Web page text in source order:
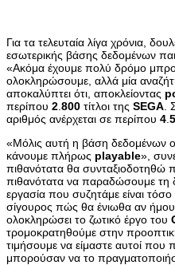
Για τα τελευταία λίγα χρόνια,
εσωτερικής βάσης δεδομένων
«Ακόμα έχουμε πολύ δρόμο
ολοκληρώσουμε, αλλά μία
αποκαλύπτει ότι, αποκλείοντας
περίπου 2 800 τίτλοι της SEGA .
αριθμός ανέρχεται σε περίπου 4
«Μόλις αυτή η βάση δεδομένων
κάνουμε πλήρως playable»,
πιθανότατα θα συνταξιοδοτηθώ
πιθανότατα να παραδώσουμε τη
εργασία που συζητάμε είναι
σίγουρος πώς θα ένιωθα αν
ολοκληρώσει το ζωτικό έργο του
τρομοκρατηθούμε στην
τιμήσουμε να είμαστε αυτοί που
μπορούσαν να το